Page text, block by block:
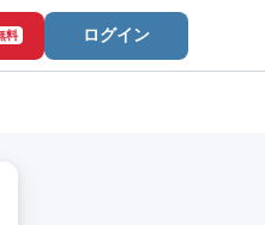
料 ログイン